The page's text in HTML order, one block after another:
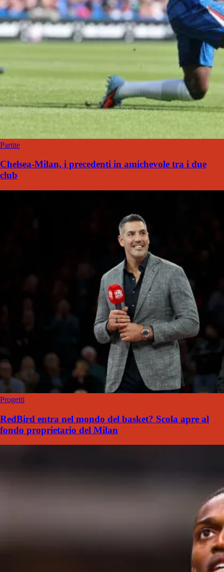
Partite
Chelsea-Milan, i precedenti in amichevole tra i due
club
Progetti
RedBird entra nel mondo del basket? Scola apre al
fondo proprietario del Milan